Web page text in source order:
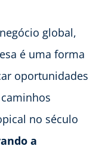
global,
é uma forma
oportunidades
no século
a